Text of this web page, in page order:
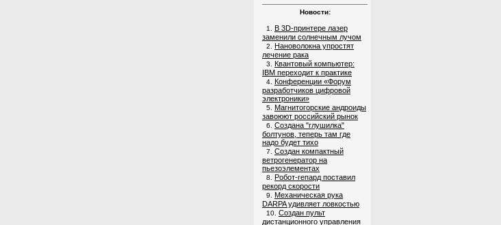
Новости:
1. В 3D-принтере лазер
заменили солнечным лучом
2. Нановолокна упростят
лечение рака
3. Квантовый компьютер:
IBM переходит к практике
4. Конференции «Форум
разработчиков цифровой
электроники»
5. Магнитогорские андроиды
завоюют российский рынок
6. Создана "глушилка"
болтунов, теперь там где
надо будет тихо
7. Создан компактный
ветрогенератор на
пьезоэлементах
8. Робот-гепард поставил
рекорд скорости
9. Механическая рука
DARPA удивляет ловкостью
10. Создан пульт
дистанционного управления